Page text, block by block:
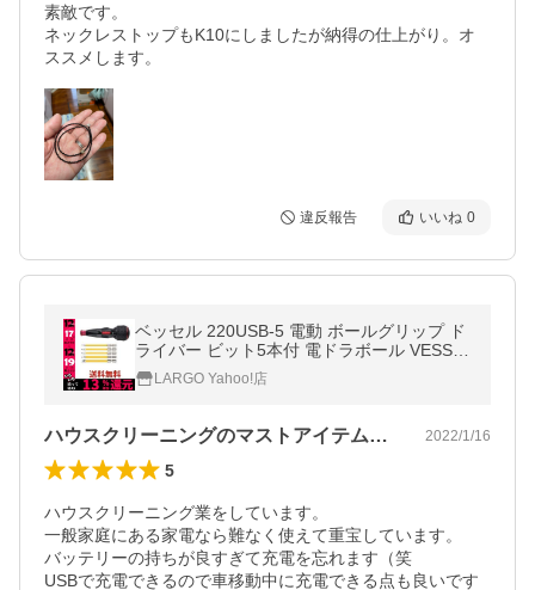
素敵です。
ネックレストップもK10にしましたが納得の仕上がり。オ
ススメします。
違反報告 いいね 0
ベッセル 220USB-5 電動 ボールグリップ ド
ライバー ビット5本付 電ドラボール VESSE
L
LARGO Yahoo!店
ハウスクリーニングのマストアイテムです 2022/1/16
5
ハウスクリーニング業をしています。
一般家庭にある家電なら難なく使えて重宝しています。
バッテリーの持ちが良すぎて充電を忘れます（笑
USBで充電できるので車移動中に充電できる点も良いです